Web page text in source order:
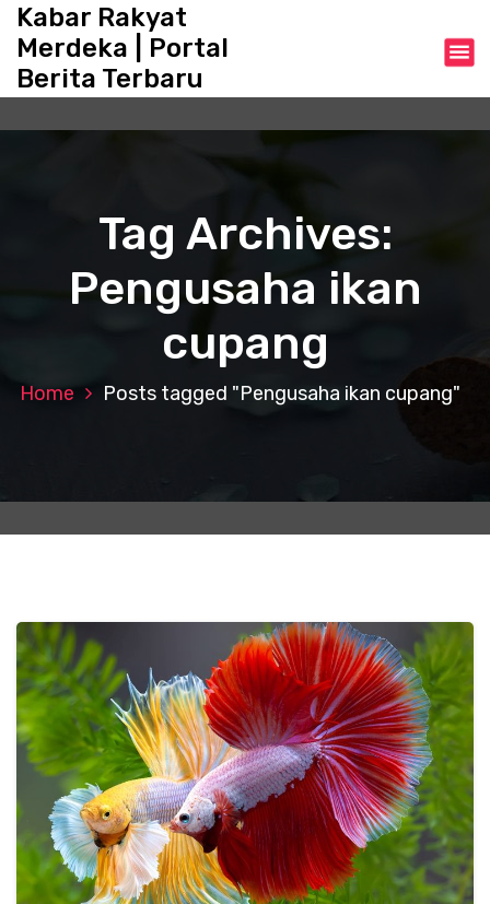
o
Kabar Rakyat
Merdeka | Portal
Berita Terbaru
Tag Archives:
Pengusaha ikan
cupang
Home Posts tagged "Pengusaha ikan cupang"